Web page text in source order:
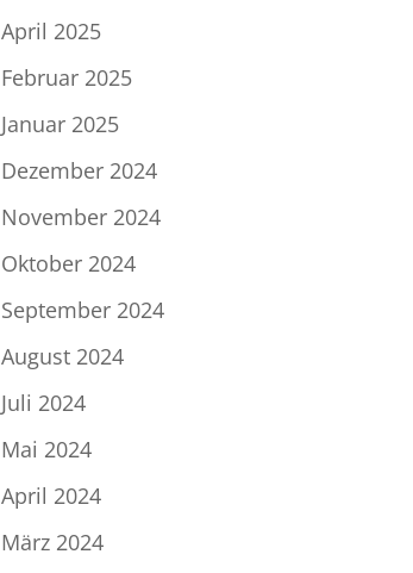
April 2025
Februar 2025
Januar 2025
Dezember 2024
November 2024
Oktober 2024
September 2024
August 2024
Juli 2024
Mai 2024
April 2024
März 2024